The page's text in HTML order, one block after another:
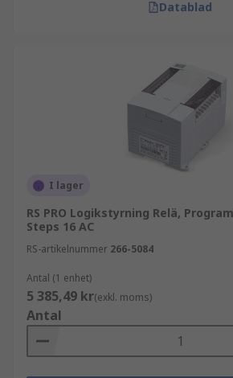
Datablad
I lager
RS PRO Logikstyrning Relä,
Steps 16 AC
RS-artikelnummer 266-5084
Antal (1 enhet)
5 385,49 kr(exkl. moms)
Antal